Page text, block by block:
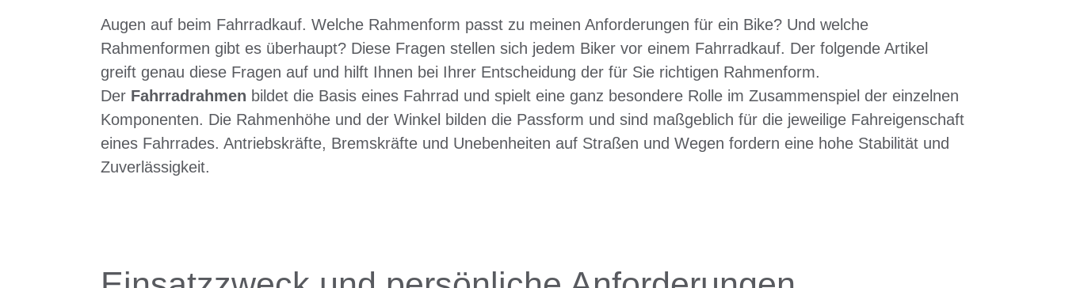
Augen auf beim Fahrradkauf. Welche Rahmenform passt zu meinen Anforderungen für ein Bike? Und welche
Rahmenformen gibt es überhaupt? Diese Fragen stellen sich jedem Biker vor einem Fahrradkauf. Der folgende Artikel
greift genau diese Fragen auf und hilft Ihnen bei Ihrer Entscheidung der für Sie richtigen Rahmenform.
Der Fahrradrahmen bildet die Basis eines Fahrrad und spielt eine ganz besondere Rolle im Zusammenspiel der einzelnen
Komponenten. Die Rahmenhöhe und der Winkel bilden die Passform und sind maßgeblich für die jeweilige Fahreigenschaft
eines Fahrrades. Antriebskräfte, Bremskräfte und Unebenheiten auf Straßen und Wegen fordern eine hohe Stabilität und
Zuverlässigkeit.